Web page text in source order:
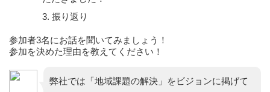
振り返り
参加者3名にお話を聞いてみましょう！
参加を決めた理由を教えてください！
弊社では「地域課題の解決」をビジョンに掲げて